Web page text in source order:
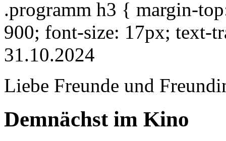
.programm h3 { margin-
900; font-size: 17px; text-
31.10.2024
Liebe Freunde und
Demnächst im Kino